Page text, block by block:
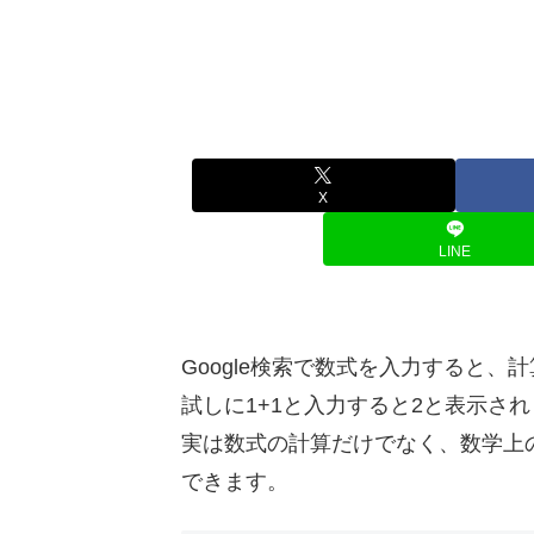
X
LINE
Google検索で数式を入力すると、
試しに1+1と入力すると2と表示さ
実は数式の計算だけでなく、数学
できます。